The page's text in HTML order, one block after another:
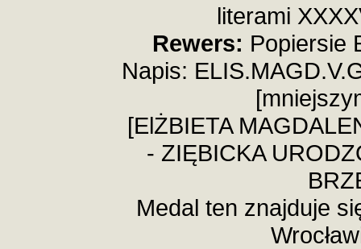
literami
Rewers: Popiersie
Napis:
[ElŻBIETA
- ZIĘBICKA
Medal ten znajduje